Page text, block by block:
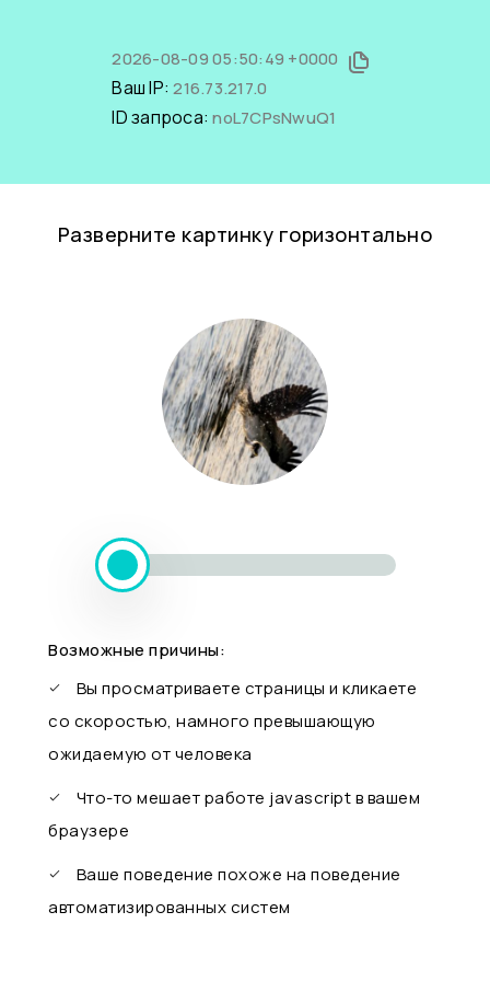
2026-08-09 05:50:49 +0000
Ваш IP:216.73.217.0
ID запроса:noL7CPsNwuQ1
Разверните картинку горизонтально
Возможные причины:
Вы просматриваете страницы и кликаете
со скоростью, намного превышающую
ожидаемую от человека
Что-то мешает работе javascript в вашем
браузере
Ваше поведение похоже на поведение
автоматизированных систем